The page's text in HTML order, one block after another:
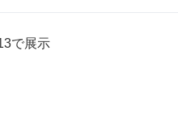
で展示